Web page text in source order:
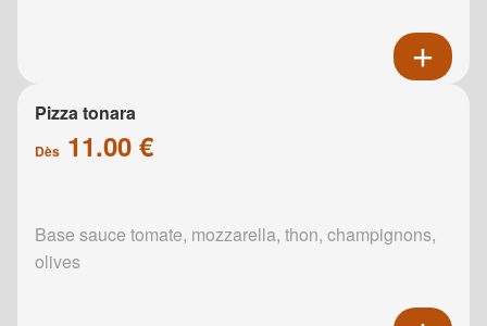
Pizza tonara
Dès 11.00 €
Base sauce tomate, mozzarella, thon, champignons,
olives